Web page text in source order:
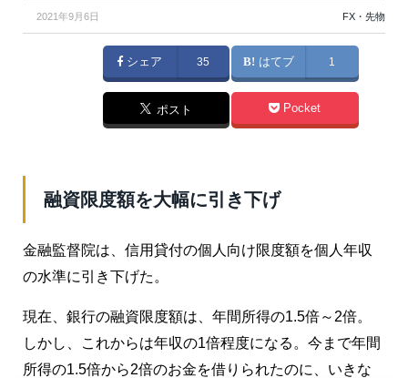
2021年9月6日 FX・先物
シェア 35 はてブ 1
ポスト Pocket
融資限度額を大幅に引き下げ
金融監督院は、信用貸付の個人向け限度額を個人年収
の水準に引き下げた。
現在、銀行の融資限度額は、年間所得の1.5倍～2倍。
しかし、これからは年収の1倍程度になる。今まで年間
所得の1.5倍から2倍のお金を借りられたのに、いきな